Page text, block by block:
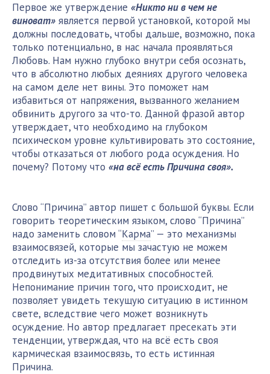
Первое же утверждение «Никто ни в чем не
виноват» является первой установкой, которой мы
должны последовать, чтобы дальше, возможно, пока
только потенциально, в нас начала проявляться
Любовь. Нам нужно глубоко внутри себя осознать,
что в абсолютно любых деяниях другого человека
на самом деле нет вины. Это поможет нам
избавиться от напряжения, вызванного желанием
обвинить другого за что-то. Данной фразой автор
утверждает, что необходимо на глубоком
психическом уровне культивировать это состояние,
чтобы отказаться от любого рода осуждения. Но
почему? Потому что «на всё есть Причина своя».
Слово “Причина” автор пишет с большой буквы. Если
говорить теоретическим языком, слово “Причина”
надо заменить словом “Карма” — это механизмы
взаимосвязей, которые мы зачастую не можем
отследить из-за отсутствия более или менее
продвинутых медитативных способностей.
Непонимание причин того, что происходит, не
позволяет увидеть текущую ситуацию в истинном
свете, вследствие чего может возникнуть
осуждение. Но автор предлагает пресекать эти
тенденции, утверждая, что на всё есть своя
кармическая взаимосвязь, то есть истинная
Причина.